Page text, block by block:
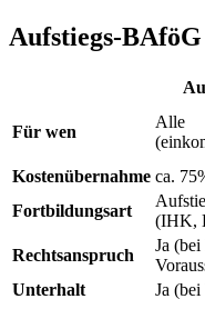
Aufstiegs-
Für wen
Alle
Kostenübernahme ca.
Fortbildungsart
(IHK,
Rechtsanspruch
Ja
Unterhalt
Ja